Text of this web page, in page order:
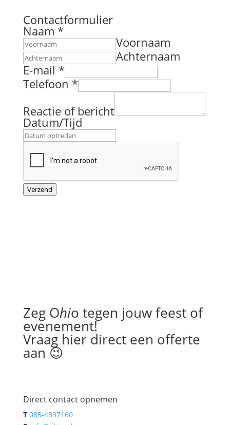
Contactformulier
T
e
l
e
f
o
n
N
a
a
m
f
Naam *
Voornaam
Achternaam
E-mail *
Telefoon *
Reactie of bericht
Datum/Tijd
Verzend
Zeg Ohio tegen jouw feest of
evenement!
Vraag hier direct een offerte
aan 😉
Direct contact opnemen
T 085-4897160